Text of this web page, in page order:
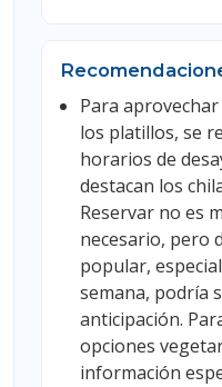
Para
los platillos, se
horarios de
destacan los
Reservar no es
necesario, pero
popular,
semana, podría
anticipación.
opciones
información